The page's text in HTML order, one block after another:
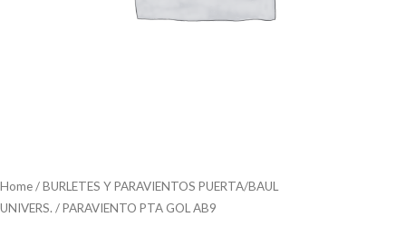
Home/BURLETES Y PARAVIENTOS PUERTA/BAUL
UNIVERS. / PARAVIENTO PTA GOL AB9